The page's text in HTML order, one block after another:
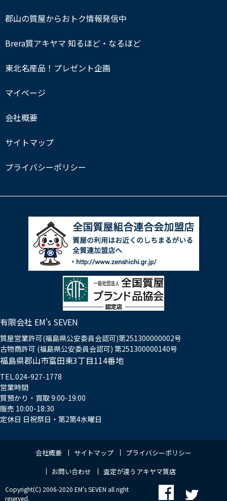
郡山の質屋からおトク情報発信中
Brera質アキヤマ 知るほど・なるほど
東北名産品！プレゼント企画
マイページ
会社概要
サイトマップ
プライバシーポリシー
有限会社 EM's SEVEN
質屋営業許可(福島県公安委員会認可)第251300000002号
古物商許可 (福島県公安委員会認可) 第251300000140号
福島県郡山市富田東3丁目114番地
TEL.024-927-1778
営業時間
質預かり・買取 9:00-19:00
販売 10:00-18:30
定休日 日祝祭日・第2第4水曜日
会社概要 サイトマップ
プライバシーポリシー
お問い合わせ
査定が違うアキヤマ質店
Copyright(C) 2006-2020 EM's SEVEN all right
reserved.